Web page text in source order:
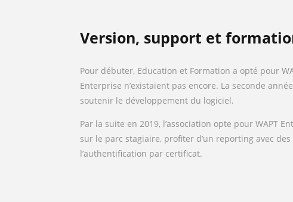
Version, support et
Pour débuter, Education et Formation a opté pour
Enterprise n’existaient pas encore. La seconde
soutenir le développement du logiciel.
Par la suite en 2019, l’association opte pour WAPT
sur le parc stagiaire, profiter d’un reporting avec
l’authentification par certificat.